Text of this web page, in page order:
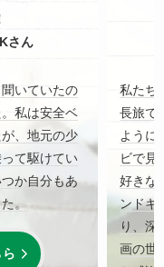
さん
いていたの
私は安全ベ
、地元の少
て駆けてい
か自分もあ
。
私たち
長旅で
ように
ビで見
好きな
ンドキ
り、深
画の世